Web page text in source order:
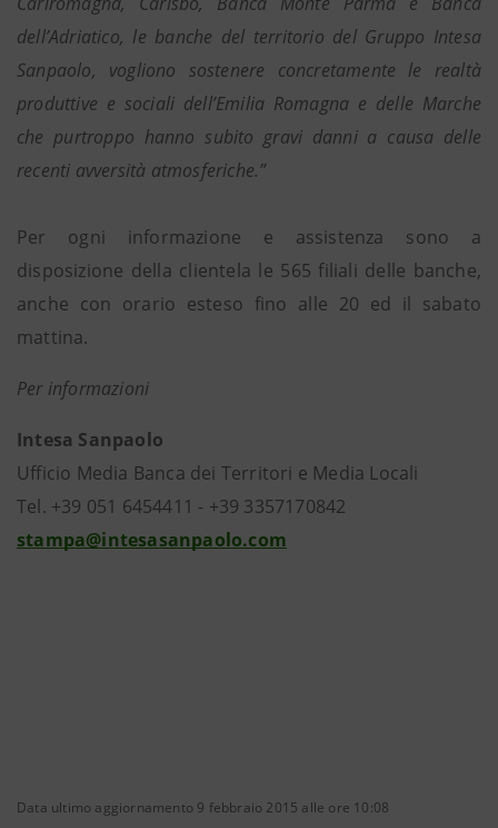
dell’Adriatico, le banche del territorio del Gruppo Intesa
Sanpaolo, vogliono sostenere concretamente le realtà
produttive e sociali dell’Emilia Romagna e delle Marche
che purtroppo hanno subito gravi danni a causa delle
recenti avversità atmosferiche.”
Per ogni informazione e assistenza sono a
disposizione della clientela le 565 filiali delle banche,
anche con orario esteso fino alle 20 ed il sabato
mattina.
Per informazioni
Intesa Sanpaolo
Ufficio Media Banca dei Territori e Media Locali
Tel. +39 051 6454411 - +39 3357170842
stampa@intesasanpaolo.com
Data ultimo aggiornamento 9 febbraio 2015 alle ore 10:08